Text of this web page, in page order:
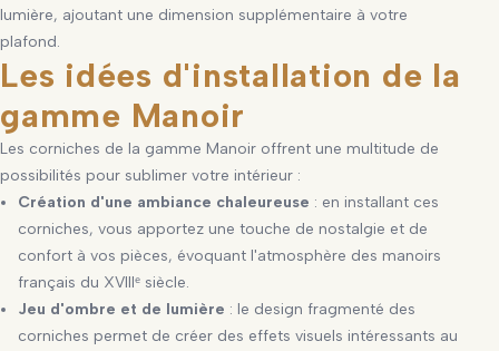
lumière, ajoutant une dimension supplémentaire à votre
plafond.
Les idées d'installation de la
gamme Manoir
Les corniches de la gamme Manoir offrent une multitude de
possibilités pour sublimer votre intérieur :
Création d'une ambiance chaleureuse : en installant ces
corniches, vous apportez une touche de nostalgie et de
confort à vos pièces, évoquant l'atmosphère des manoirs
français du XVIIIᵉ siècle.
Jeu d'ombre et de lumière : le design fragmenté des
corniches permet de créer des effets visuels intéressants au